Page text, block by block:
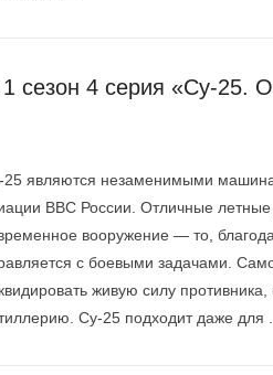
сезон 4 серия «Су-25.
25 являются незаменимыми
ВВС России. Отличные летные
вооружение — то,
с боевыми задачами.
живую силу противника,
Су-25 подходит даже для ...